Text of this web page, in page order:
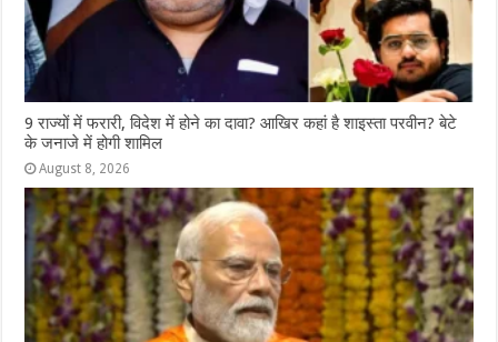
9 राज्‍यों में फरारी, व‍िदेश में होने का दावा? आख‍िर कहां है शाइस्‍ता परवीन? बेटे
के जनाजे में होगी शामिल
August 8, 2026